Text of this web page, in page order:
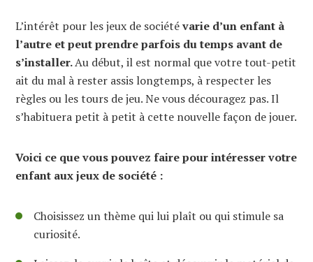
L’intérêt pour les jeux de sociétévarie d’un enfant à
l’autre et peut prendre parfois du temps avant de
s’installer.Au début, il est normal que votre tout-petit
ait du mal à rester assis longtemps, à respecter les
règles ou les tours de jeu. Ne vous découragez pas. Il
s’habituera petit à petit à cette nouvelle façon de jouer.
Voici ce que vous pouvez faire pour intéresser votre
enfant aux jeux de société :
Choisissez un thème qui lui plaît ou qui stimule sa
curiosité.